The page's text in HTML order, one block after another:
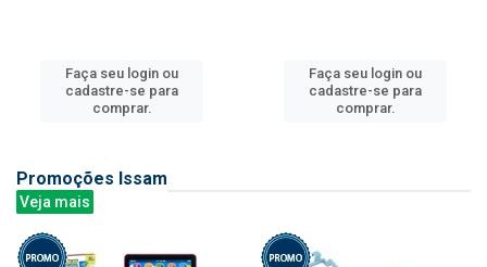
Faça seu login ou
cadastre-se para
comprar.
Faça seu login ou
cadastre-se para
comprar.
Promoções Issam
Veja mais